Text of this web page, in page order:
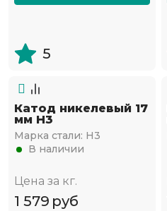
5
Катод никелевый 17
мм Н3
Марка стали: Н3
В наличии
Цена за кг.
1 579 руб